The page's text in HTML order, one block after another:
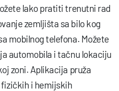
lako pratiti trenutni rad
zemljišta sa bilo kog
mobilnog telefona. Možete
automobila i tačnu lokaciju
zoni. Aplikacija pruža
i hemijskih